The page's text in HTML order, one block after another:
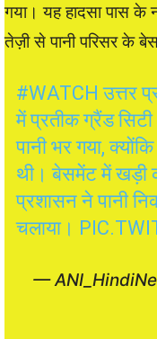
गया। यह हादसा पास के
तेज़ी से पानी परिसर के
#WATCH उत्तर
में प्रतीक ग्रैंड
पानी भर गया,
थी। बेसमेंट में खड़ी
प्रशासन ने पानी
चलाया।
—